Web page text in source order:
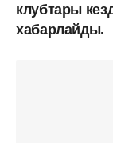
клубтары
хабарлайды.